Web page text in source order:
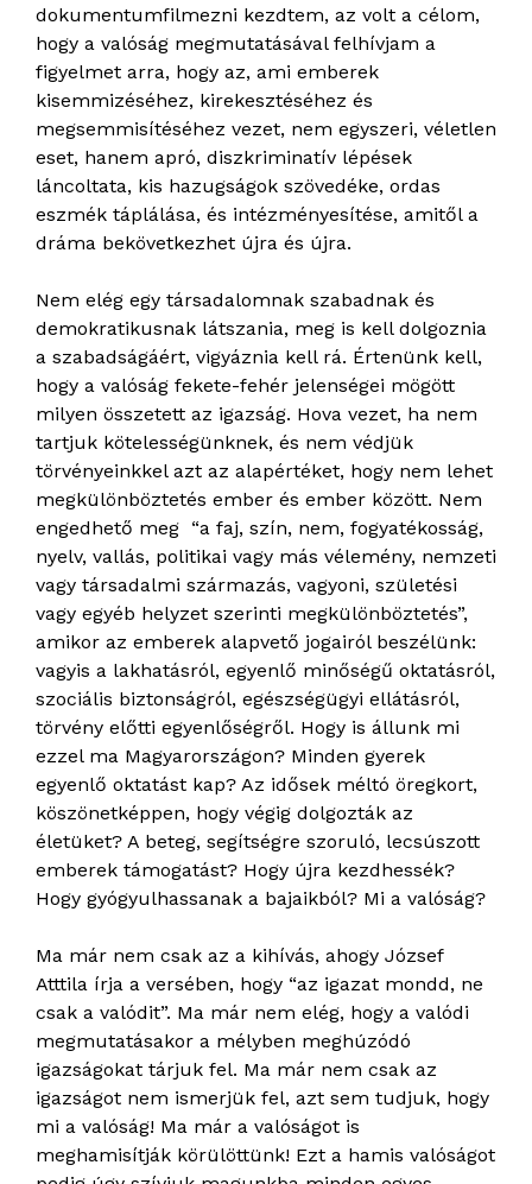
dokumentumfilmezni kezdtem, az volt a célom,
hogy a valóság megmutatásával felhívjam a
figyelmet arra, hogy az, ami emberek
kisemmizéséhez, kirekesztéséhez és
megsemmisítéséhez vezet, nem egyszeri, véletlen
eset, hanem apró, diszkriminatív lépések
láncoltata, kis hazugságok szövedéke, ordas
eszmék táplálása, és intézményesítése, amitől a
dráma bekövetkezhet újra és újra.
Nem elég egy társadalomnak szabadnak és
demokratikusnak látszania, meg is kell dolgoznia
a szabadságáért, vigyáznia kell rá. Értenünk kell,
hogy a valóság fekete-fehér jelenségei mögött
milyen összetett az igazság. Hova vezet, ha nem
tartjuk kötelességünknek, és nem védjük
törvényeinkkel azt az alapértéket, hogy nem lehet
megkülönböztetés ember és ember között. Nem
engedhető meg “a faj, szín, nem, fogyatékosság,
nyelv, vallás, politikai vagy más vélemény, nemzeti
vagy társadalmi származás, vagyoni, születési
vagy egyéb helyzet szerinti megkülönböztetés”,
amikor az emberek alapvető jogairól beszélünk:
vagyis a lakhatásról, egyenlő minőségű oktatásról,
szociális biztonságról, egészségügyi ellátásról,
törvény előtti egyenlőségről. Hogy is állunk mi
ezzel ma Magyarországon? Minden gyerek
egyenlő oktatást kap? Az idősek méltó öregkort,
köszönetképpen, hogy végig dolgozták az
életüket? A beteg, segítségre szoruló, lecsúszott
emberek támogatást? Hogy újra kezdhessék?
Hogy gyógyulhassanak a bajaikból? Mi a valóság?
Ma már nem csak az a kihívás, ahogy József
Atttila írja a versében, hogy “az igazat mondd, ne
csak a valódit”. Ma már nem elég, hogy a valódi
megmutatásakor a mélyben meghúzódó
igazságokat tárjuk fel. Ma már nem csak az
igazságot nem ismerjük fel, azt sem tudjuk, hogy
mi a valóság! Ma már a valóságot is
meghamisítják körülöttünk! Ezt a hamis valóságot